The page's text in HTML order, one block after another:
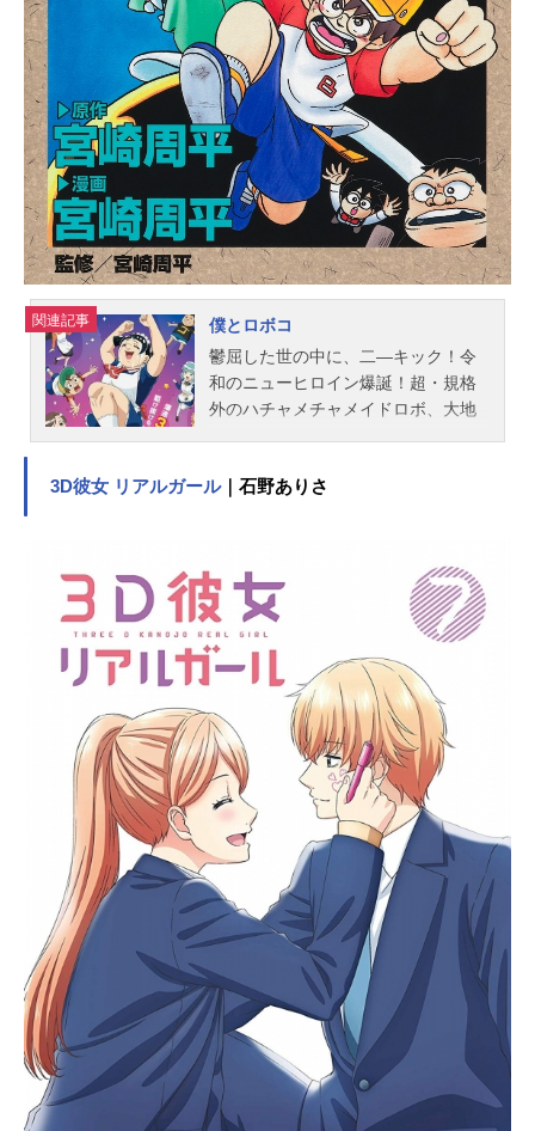
関連記事
僕とロボコ
鬱屈した世の中に、二―キック！令
和のニューヒロイン爆誕！超・規格
外のハチャメチャメイドロボ、大地
に一台普及した時代平凡すぎる小学
せていた。しかし、家にきたのは―
―!?想定外に規格外!?史上最強のハチ
ャメチャメイドロボ・ロボコが、令
和の日本を（やや強引に）元気にし
ます！!この冬、日本中がロボコのト
リコになる――！作品名僕とロボコ
放送形態TVアニメスケジュール2022
年12月4日（日）〜2023年6月18日
（日）テレビ東京ほか話数全28話キ
ャストロボコ：松尾駿（チョコレー
トプラネット）ボンド：津田美波ガ
チゴリラ：置鮎龍太郎モツオ：武内
駿輔円ちゅわ～ん：M・A・Oメイ
コ：平塚紗依ボンドのママ：三石琴
乃蚊トンボ膝ロボコ：水瀬いのりケ
ンコバ先生：ケンドーコバヤシ三船
千鶴：種﨑敦美ミリー：名塚佳織ス
タッフ原作：『僕とロボコ』宮崎周
平（集英社「週刊少年ジャンプ」）
監督：大地丙太郎監督補：佐藤道拓
シリーズ構成：大場小ゆりキャラク
ターデザイン：荏原裕子プロップデ
3D彼女 リアルガール｜石野ありさ